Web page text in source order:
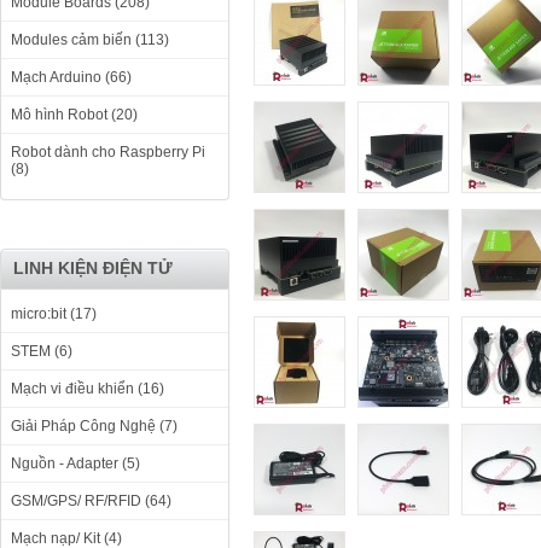
Modules cảm biến (113)
Mạch Arduino (66)
Mô hình Robot (20)
Robot dành cho Raspberry Pi
(8)
LINH KIỆN ĐIỆN TỬ
micro:bit (17)
STEM (6)
Mạch vi điều khiển (16)
Giải Pháp Công Nghệ (7)
Nguồn - Adapter (5)
GSM/GPS/ RF/RFID (64)
Mạch nạp/ Kit (4)